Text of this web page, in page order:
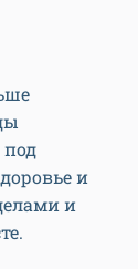
под
и
и